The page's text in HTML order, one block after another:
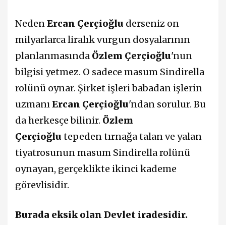
NedenErcan Çerçioğlu derseniz on
milyarlarca liralık vurgun dosyalarının
planlanmasında Özlem Çerçioğlu'nun
bilgisi yetmez. O sadece masum Sindirella
rolünü oynar. Şirket işleri babadan işlerin
uzmanıErcan Çerçioğlu'ndan sorulur. Bu
da herkesçe bilinir. Özlem
Çerçioğlu tepeden tırnağa talan ve yalan
tiyatrosunun masum Sindirella rolünü
oynayan, gerçeklikte ikinci kademe
görevlisidir.
Burada eksik olan Devlet iradesidir.